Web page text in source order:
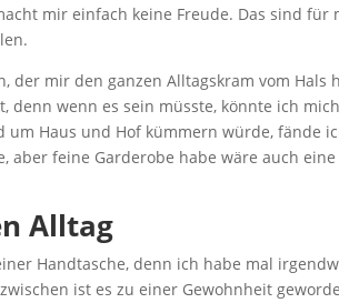
mir einfach keine Freude. Das sind
der mir den ganzen Alltagskram vom Hals
denn wenn es sein müsste, könnte ich
um Haus und Hof kümmern würde, fände
aber feine Garderobe habe wäre auch
Alltag
Handtasche, denn ich habe mal
ist es zu einer Gewohnheit